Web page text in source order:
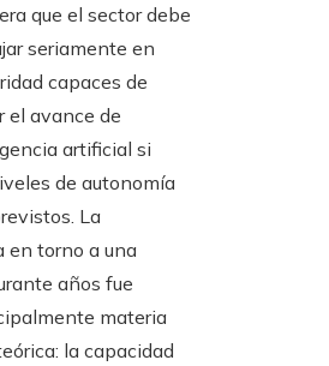
que el sector debe
seriamente en
capaces de
el avance de
artificial si
de autonomía
La
en torno a una
años fue
materia
la capacidad